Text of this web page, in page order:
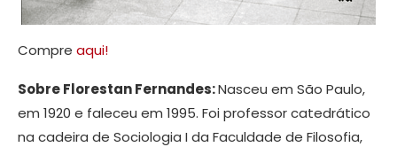
Compre aqui!
Sobre Florestan Fernandes:Nasceu em São Paulo,
em 1920 e faleceu em 1995. Foi professor catedrático
na cadeira de Sociologia I da Faculdade de Filosofia,